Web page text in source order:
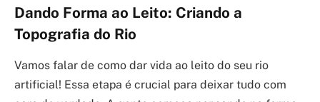
Dando Forma ao Leito: Criando a
Topografia do Rio
Vamos falar de como dar vida ao leito do seu rio
artificial! Essa etapa é crucial para deixar tudo com